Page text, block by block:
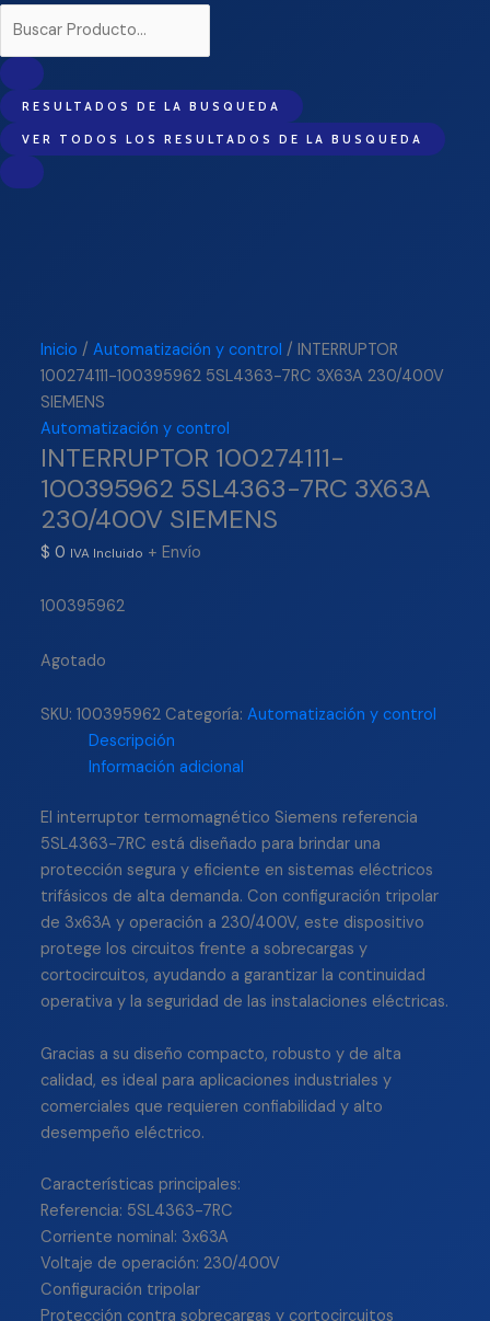
RESULTADOS DE LA BUSQUEDA
VER TODOS LOS RESULTADOS DE LA BUSQUEDA
Inicio /Automatización y control / INTERRUPTOR
100274111-100395962 5SL4363-7RC 3X63A 230/400V
SIEMENS
Automatización y control
INTERRUPTOR 100274111-
100395962 5SL4363-7RC 3X63A
230/400V SIEMENS
$ 0 IVA Incluido + Envío
100395962
Agotado
SKU:100395962 Categoría:Automatización y control
Descripción
Información adicional
El interruptor termomagnético Siemens referencia
5SL4363-7RC está diseñado para brindar una
protección segura y eficiente en sistemas eléctricos
trifásicos de alta demanda. Con configuración tripolar
de 3x63A y operación a 230/400V, este dispositivo
protege los circuitos frente a sobrecargas y
cortocircuitos, ayudando a garantizar la continuidad
operativa y la seguridad de las instalaciones eléctricas.
Gracias a su diseño compacto, robusto y de alta
calidad, es ideal para aplicaciones industriales y
comerciales que requieren confiabilidad y alto
desempeño eléctrico.
Características principales:
Referencia: 5SL4363-7RC
Corriente nominal: 3x63A
Voltaje de operación: 230/400V
Configuración tripolar
Protección contra sobrecargas y cortocircuitos